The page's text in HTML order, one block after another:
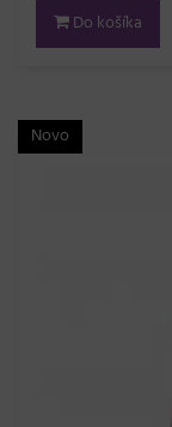
Do košíka
Novo